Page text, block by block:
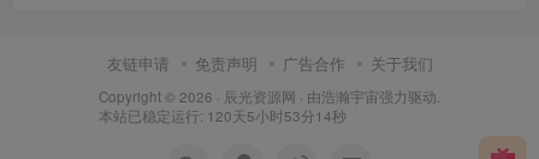
友链申请 免责声明 广告合作 关于我们
Copyright © 2026 · 辰光资源网 · 由浩瀚宇宙强力驱动.
本站已稳定运行: 120天5小时53分15秒